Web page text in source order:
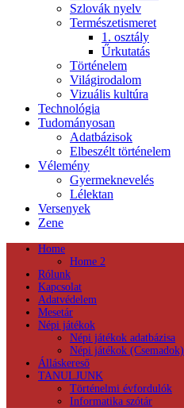
Szlovák nyelv
Természetismeret
1. osztály
Űrkutatás
Történelem
Világirodalom
Vizuális kultúra
Technológia
Tudományosan
Adatbázisok
Elbeszélt történelem
Vélemény
Gyermeknevelés
Lélektan
Versenyek
Zene
Home
Home 2
Rólunk
Kapcsolat
Adatvédelem
Mesetár
Népi játékok
Népi játékok adatbázisa
Népi játékok (Csemadok)
Álláskereső
TANULJUNK
Történelmi évfordulók
Informatika szótár